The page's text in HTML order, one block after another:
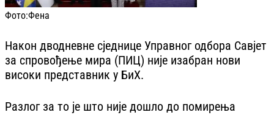
Фото:Фена
Након дводневне сједнице Управног одбора Савјет
за спровођење мира (ПИЦ) није изабран нови
високи представник у БиХ.
Разлог за то је што није дошло до помирења